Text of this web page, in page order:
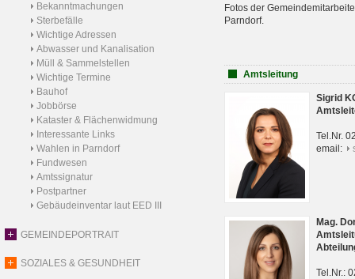
Bekanntmachungen
Sterbefälle
Wichtige Adressen
Abwasser und Kanalisation
Müll & Sammelstellen
Wichtige Termine
Bauhof
Jobbörse
Kataster & Flächenwidmung
Interessante Links
Wahlen in Parndorf
Fundwesen
Amtssignatur
Postpartner
Gebäudeinventar laut EED III
GEMEINDEPORTRAIT
SOZIALES & GESUNDHEIT
Fotos der
Parndorf.
Amtsleitung
Sigrid
Tel.Nr.
email:
Mag.
Tel.Nr.: